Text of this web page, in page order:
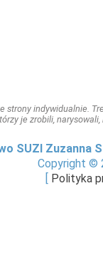
strony indywidualnie.
je zrobili,
SUZI Zuzanna
Copyright ©
Polityka